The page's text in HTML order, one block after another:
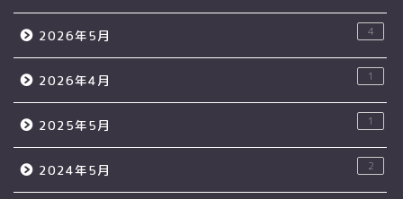
2026年5月 4
2026年4月 1
2025年5月 1
2024年5月 2